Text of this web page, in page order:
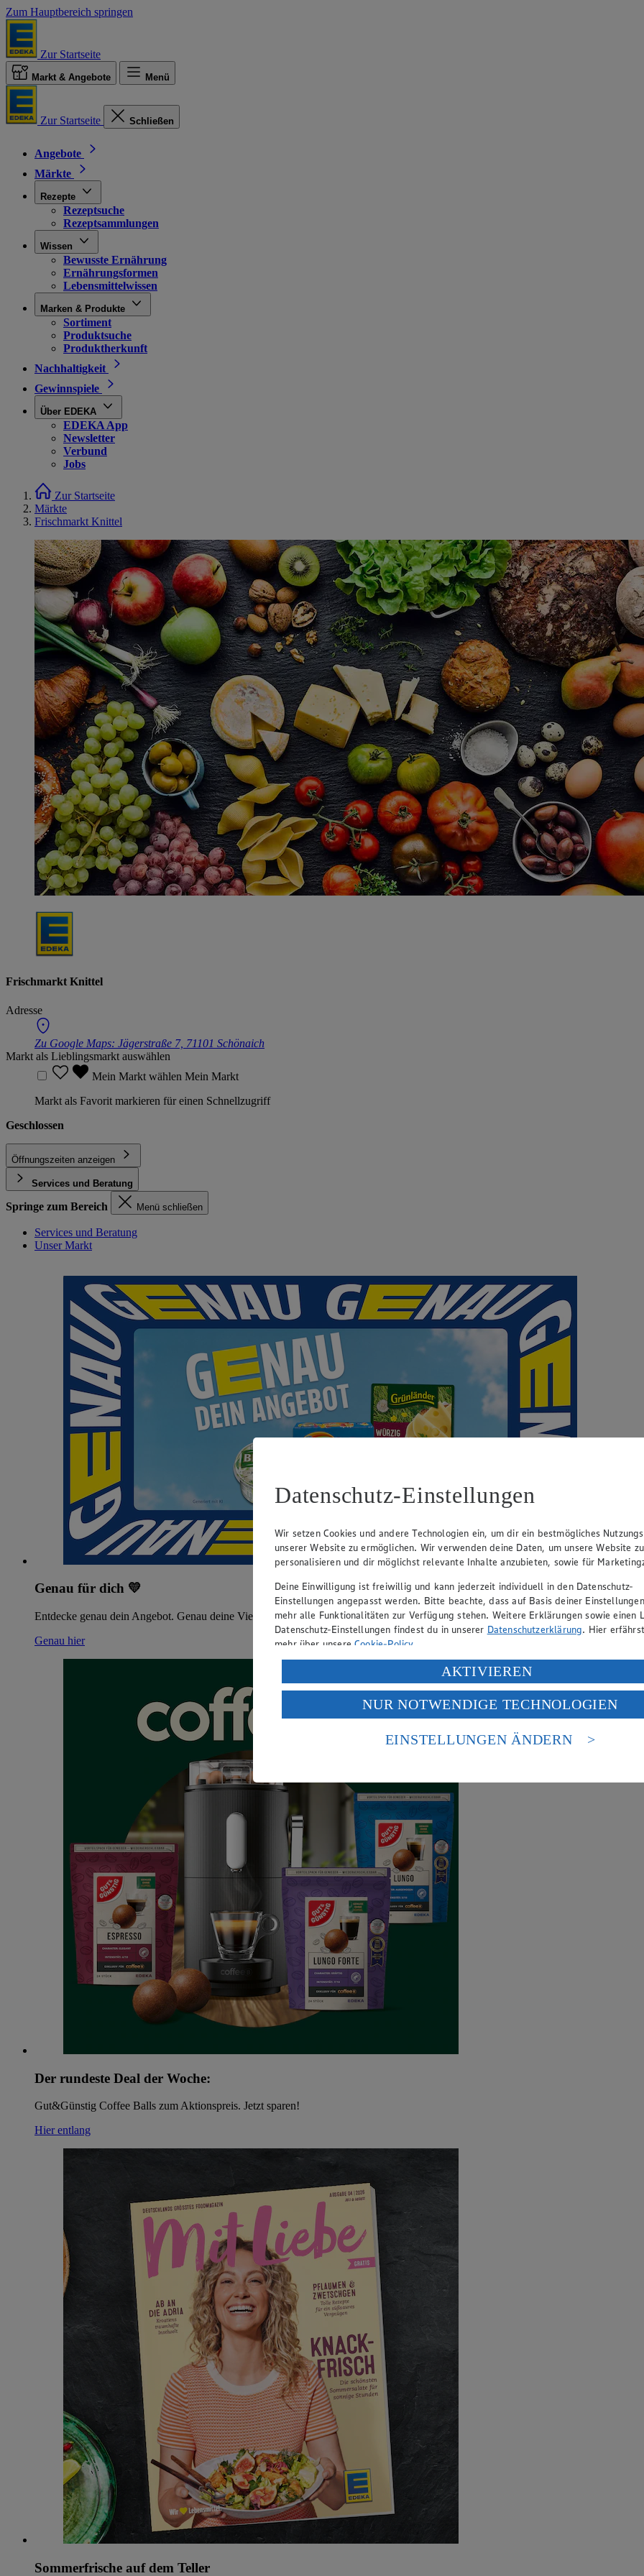
Zum Hauptbereich springen
Zur Startseite
Markt & Angebote Menü
Zur Startseite Schließen
Angebote
Märkte
Rezepte
Rezeptsuche
Rezeptsammlungen
Wissen
Bewusste Ernährung
Ernährungsformen
Lebensmittelwissen
Marken & Produkte
Sortiment
Produktsuche
Produktherkunft
Nachhaltigkeit
Gewinnspiele
Über EDEKA
EDEKA App
Newsletter
Verbund
Jobs
Zur Startseite
Märkte
Frischmarkt Knittel
Frischmarkt Knittel
Adresse
Zu Google Maps: Jägerstraße 7, 71101 Schönaich
Markt als Lieblingsmarkt auswählen
Mein Markt wählen Mein Markt
Markt als Favorit markieren für einen Schnellzugriff
Geschlossen
Öffnungszeiten anzeigen
Services und Beratung
Springe zum Bereich Menü schließen
Services und Beratung
Unser Markt
Genau für dich 💛
Entdecke genau dein Angebot. Genau deine Vielfalt. Genau deine Frische - zu genau deinem Preis.
Genau hier
Der rundeste Deal der Woche:
Gut&Günstig Coffee Balls zum Aktionspreis. Jetzt sparen!
Hier entlang
Sommerfrische auf dem Teller
Datenschutz-Einstellungen
Wir setzen Cookies und andere Technologien ein, um dir ein bestmögliches
unserer Website zu ermöglichen. Wir verwenden deine Daten, um unsere Website zu
personalisieren und dir möglichst relevante Inhalte anzubieten, sowie für
Deine Einwilligung ist freiwillig und kann jederzeit individuell in den Datenschutz-
Einstellungen angepasst werden. Bitte beachte, dass auf Basis deiner
mehr alle Funktionalitäten zur Verfügung stehen. Weitere Erklärungen sowie einen
Datenschutz-Einstellungen findest du in unserer Datenschutzerklärung. Hier
mehr über unsereCookie-Policy.
Verarbeitung deiner personenbezogenen Daten in den USA durch Facebook und
Wenn du auf „Aktivieren“ klickst, willigst du im Sinne des Art. 49 Abs. 1 Satz 1 lit.
ein, dass deine Daten in den USA verarbeitet werden. Der EuGH sieht die USA als
einem nach europäischen Standards nicht angemessenen Datenschutzniveau an. Es
Risiko eines Zugriffs durch US-amerikanische Behörden.
AKTIVIEREN
NUR NOTWENDIGE TECHNOLOGIEN
EINSTELLUNGEN ÄNDERN